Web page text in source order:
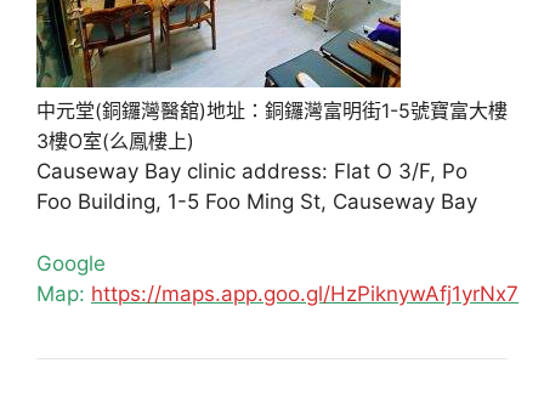
中元堂(銅鑼灣醫舘)地址：銅鑼灣富明街1-5號寶富大樓
3樓O室(么鳳樓上)
Causeway Bay clinic address: Flat O 3/F, Po
Foo Building, 1-5 Foo Ming St, Causeway Bay
Google
Map: https://maps.app.goo.gl/HzPiknywAfj1yrNx7